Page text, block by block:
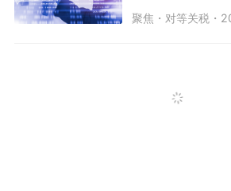
聚焦 ・ 对等关税 ・